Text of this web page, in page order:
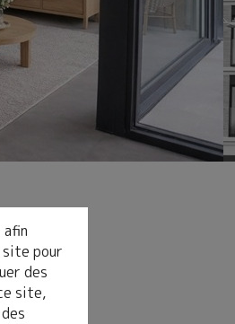
pour
des
site,